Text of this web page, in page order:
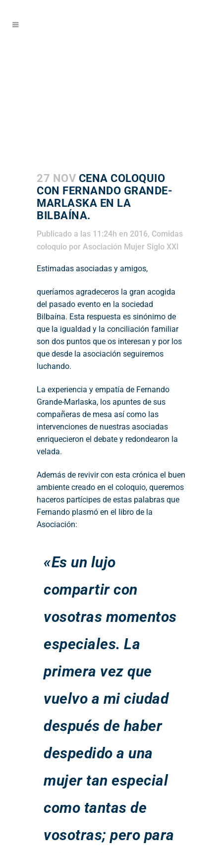
27 NOV CENA COLOQUIO
CON FERNANDO GRANDE-
MARLASKA EN LA
BILBAÍNA.
Publicado a las 11:24h en 2016, Comidas
coloquio por Asociación Mujer Siglo XXI
Estimadas asociadas y amigos,
queríamos agradeceros la gran acogida
del pasado evento en la sociedad
Bilbaína. Esta respuesta es sinónimo de
que la igualdad y la conciliación familiar
son dos puntos que os interesan y por los
que desde la asociación seguiremos
luchando.
La experiencia y empatía de Fernando
Grande-Marlaska, los apuntes de sus
compañeras de mesa así como las
intervenciones de nuestras asociadas
enriquecieron el debate y redondearon la
velada.
Además de revivir con esta crónica el buen
ambiente creado en el coloquio, queremos
haceros partícipes de estas palabras que
Fernando plasmó en el libro de la
Asociación:
«Es un lujo
compartir con
vosotras momentos
especiales. La
primera vez que
vuelvo a mi ciudad
después de haber
despedido a una
mujer tan especial
como tantas de
vosotras; pero para